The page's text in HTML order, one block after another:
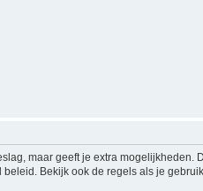
maar geeft je extra mogelijkheden.
Bekijk ook de regels als je